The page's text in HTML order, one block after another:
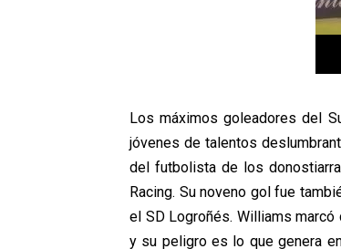
Los máximos goleadores del
jóvenes de talentos
del futbolista de los
Racing. Su noveno gol fue
el SD Logroñés. Williams
y su peligro es lo que genera